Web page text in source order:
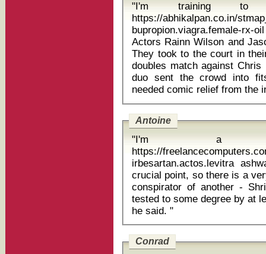
"I'm training to
https://abhikalpan.co.in/
bupropion.viagra.female-
Actors Rainn Wilson and
They took to the court in
doubles match against
duo sent the crowd into
Antoine
"I'm a
https://
irbesartan.actos.levitra
crucial point, so there is a
conspirator of another -
tested to some degree by at
he said. "
Conrad